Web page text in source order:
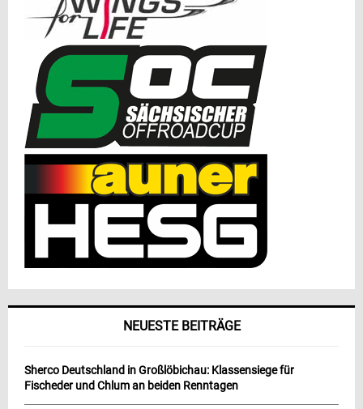
NEUESTE BEITRÄGE
Sherco Deutschland in Großlöbichau: Klassensiege für
Fischeder und Chlum an beiden Renntagen